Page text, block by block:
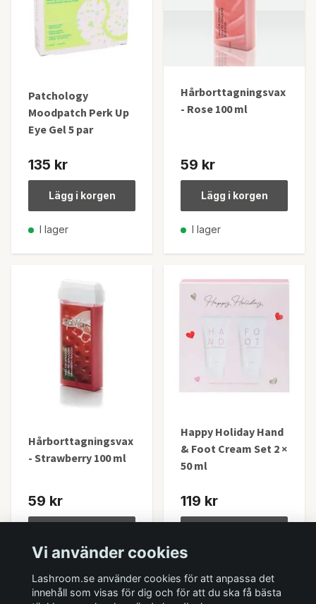
Patchology
Moodpatch Perk Up
Eye Gel 5 par
135 kr
Lägg i korgen
I lager
Hårborttagningsvax
- Rose 100 ml
59 kr
Lägg i korgen
I lager
Hårborttagningsvax
- Strawberry 100 ml
59 kr
Happy Holiday Hand
& Foot Cream Set 2 ×
50 ml
119 kr
Vi använder cookies
Lashroom.se använder cookies för att anpassa det
innehåll som visas för dig och för att du ska få bästa